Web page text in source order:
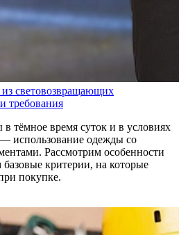
световозвращающих
требования
тёмное время суток и в условиях
использование одежды со
Рассмотрим особенности
критерии, на которые
покупке.